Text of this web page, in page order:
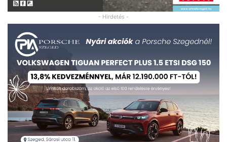
- Hirdetés -